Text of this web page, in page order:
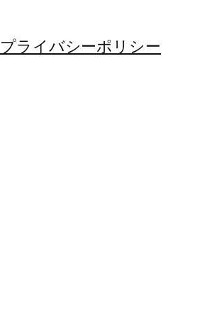
ライバシーポリシー